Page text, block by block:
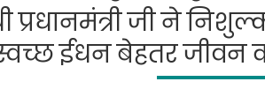
प्रधानमंत्री जी ने
ईधन बेहतर जीवन